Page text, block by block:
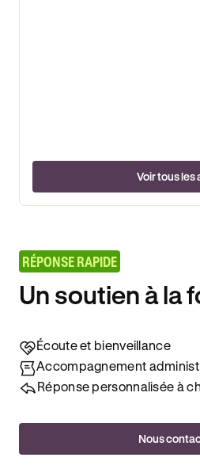
Voir tous les
RÉPONSE RAPIDE
Un soutien à la
Écoute et bienveillance
Accompagnement
Réponse personnalisée à
Nous